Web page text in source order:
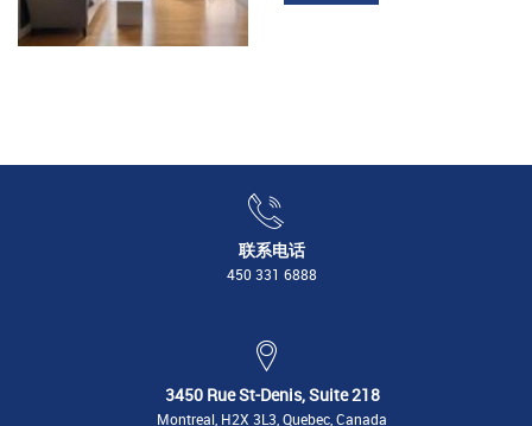
联系电话
450 331 6888
3450 Rue St-Denis, Suite 218
Montreal, H2X 3L3, Quebec, Canada